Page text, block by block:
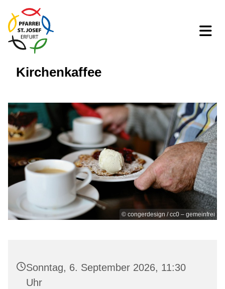
Kirchenkaffee
© congerdesign / cc0 – gemeinfrei
Sonntag, 6. September 2026, 11:30
Uhr